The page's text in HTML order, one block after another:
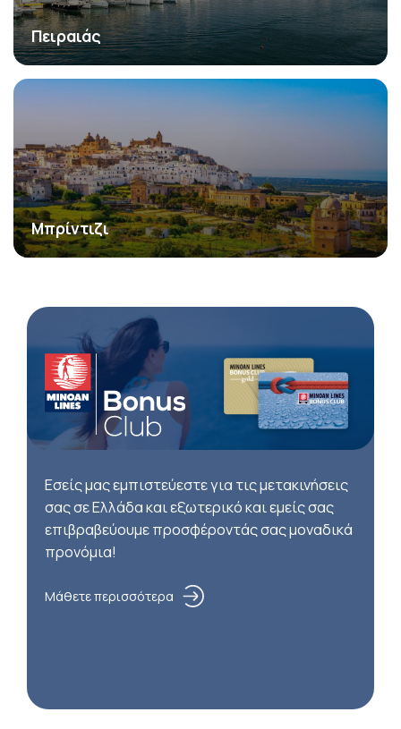
Πειραιάς
Μπρίντιζι
Εσείς μας εμπιστεύεστε για τις μετακινήσεις
σας σε Ελλάδα και εξωτερικό και εμείς σας
επιβραβεύουμε προσφέροντάς σας μοναδικά
προνόμια!
Μάθετε περισσότερα